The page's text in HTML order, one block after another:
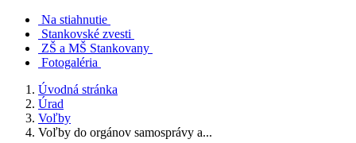
Na stiahnutie
Stankovské zvesti
ZŠ a MŠ Stankovany
Fotogaléria
Úvodná stránka
Úrad
Voľby
Voľby do orgánov samosprávy a...